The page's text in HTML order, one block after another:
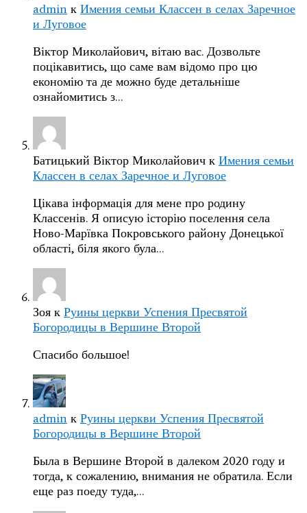
admin к Имения семьи Классен в селах Заречное
и Луговое
Віктор Миколайович, вітаю вас. Дозвольте
поцікавитись, що саме вам відомо про цю
економію та де можно буде детальніше
ознайомитись з…
Батицький Віктор Миколайович к Имения семьи
Классен в селах Заречное и Луговое
Цікава інформація для мене про родину
Классенів. Я описую історію поселення села
Ново-Марївка Покровського району Донецької
області, біля якого була…
Зоя к Руины церкви Успения Пресвятой
Богородицы в Вершине Второй
Спасибо большое!
admin к Руины церкви Успения Пресвятой
Богородицы в Вершине Второй
Была в Вершине Второй в далеком 2020 году и
тогда, к сожалению, внимания не обратила. Если
еще раз поеду туда,…